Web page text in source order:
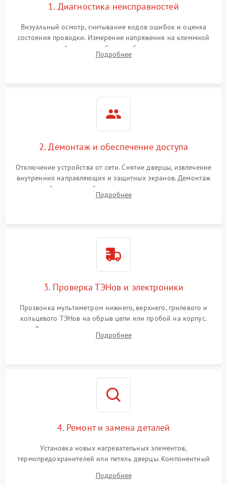
1. Диагностика неисправностей
Визуальный осмотр, считывание кодов ошибок и оценка
состояния проводки. Измерение напряжения на клеммной
колодке. Анализ жалоб на проблемы с нагревом,
конвекцией, панелью управления или блокировкой дверцы.
Подробнее
2. Демонтаж и обеспечение доступа
Отключение устройства от сети. Снятие дверцы, извлечение
внутренних направляющих и защитных экранов. Демонтаж
задней или верхней панели для прямого доступа к
нагревательным элементам, плате и вентиляторам.
Подробнее
3. Проверка ТЭНов и электроники
Прозвонка мультиметром нижнего, верхнего, грилевого и
кольцевого ТЭНов на обрыв цепи или пробой на корпус.
Диагностика термостата, датчиков температуры,
переключателя режимов и мотора конвекции.
Подробнее
4. Ремонт и замена деталей
Установка новых нагревательных элементов,
термопредохранителей или петель дверцы. Компонентный
выгоревших реле, восстановление контактов и замена
Подробнее